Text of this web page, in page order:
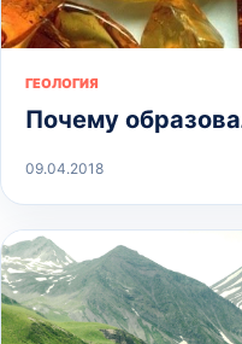
ГЕОЛОГИЯ
Почему
09.04.2018